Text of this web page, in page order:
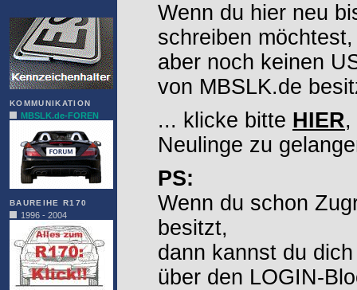
KOMMUNIKATION
MBSLK.de-FOREN
BAUREIHE R170
1996 - 2004
Wenn du hier neu
schreiben möchtest,
aber noch keinen
von MBSLK.de
... klicke bitte HIER,
Neulinge zu
PS:
Wenn du schon
besitzt,
dann kannst du
über den LOGIN-